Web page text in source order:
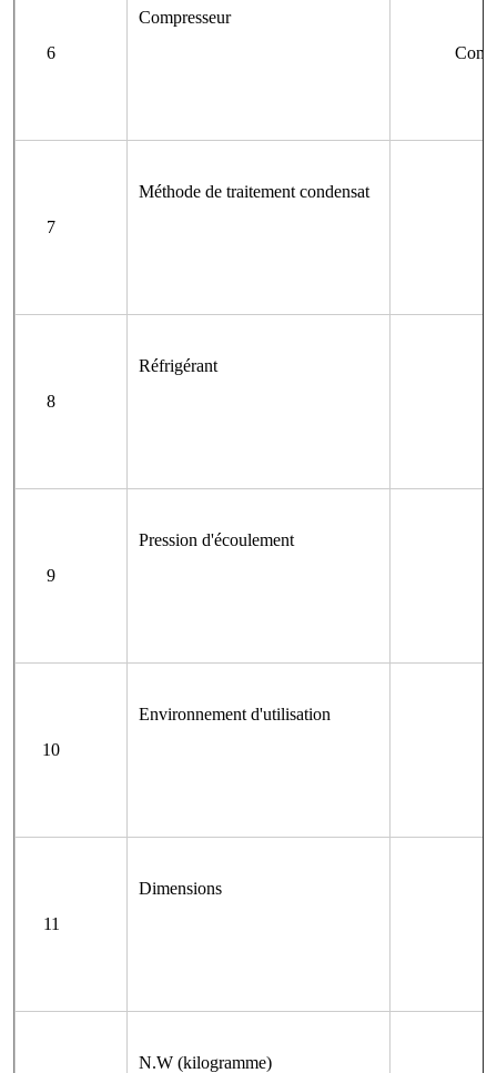
6
Compresseur
7
Méthode de traitement condensat
8
Réfrigérant
9
Pression d'écoulement
10
Environnement d'utilisation
11
Dimensions
N.W (kilogramme)